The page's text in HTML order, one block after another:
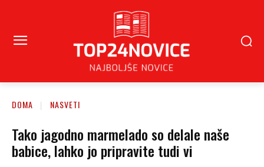
DOMA NASVETI
Tako jagodno marmelado so delale naše
babice, lahko jo pripravite tudi vi